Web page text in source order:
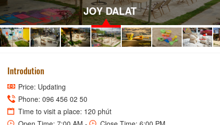
JOY DALAT
Introdution
Price: Updating
Phone: 096 456 02 50
Time to visit a place: 120 phút